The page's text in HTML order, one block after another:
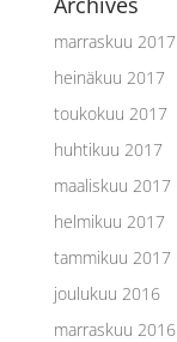
marraskuu 2017
heinäkuu 2017
toukokuu 2017
huhtikuu 2017
maaliskuu 2017
helmikuu 2017
tammikuu 2017
joulukuu 2016
marraskuu 2016